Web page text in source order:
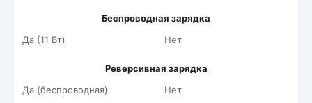
Беспроводная зарядка
Да (11 Вт)
Нет
Реверсивная зарядка
Да (беспроводная)
Нет